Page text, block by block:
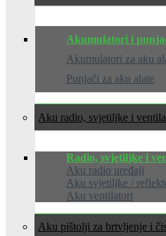
Akumulatori i
Akumulatori za aku
Punjači za aku alate
Aku radio, svjetiljke i
Radio, svjetiljke i
Aku radio uređaji
Aku svjetiljke /
Aku ventilatori
Aku pištolji za brtvljenje i